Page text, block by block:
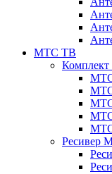
МТС ТВ
МТС
МТС
МТС
МТС
Ресивер